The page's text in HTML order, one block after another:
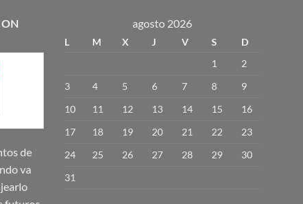
múltiples
variantes.
elegir
en
de
va
agosto 2026
L M X J V S
D
1
2
3
4 5 6 7 8
9
10
11 12 13 14 15
16
17
18 19 20 21 22
23
24
25 26 27 28 29
30
31